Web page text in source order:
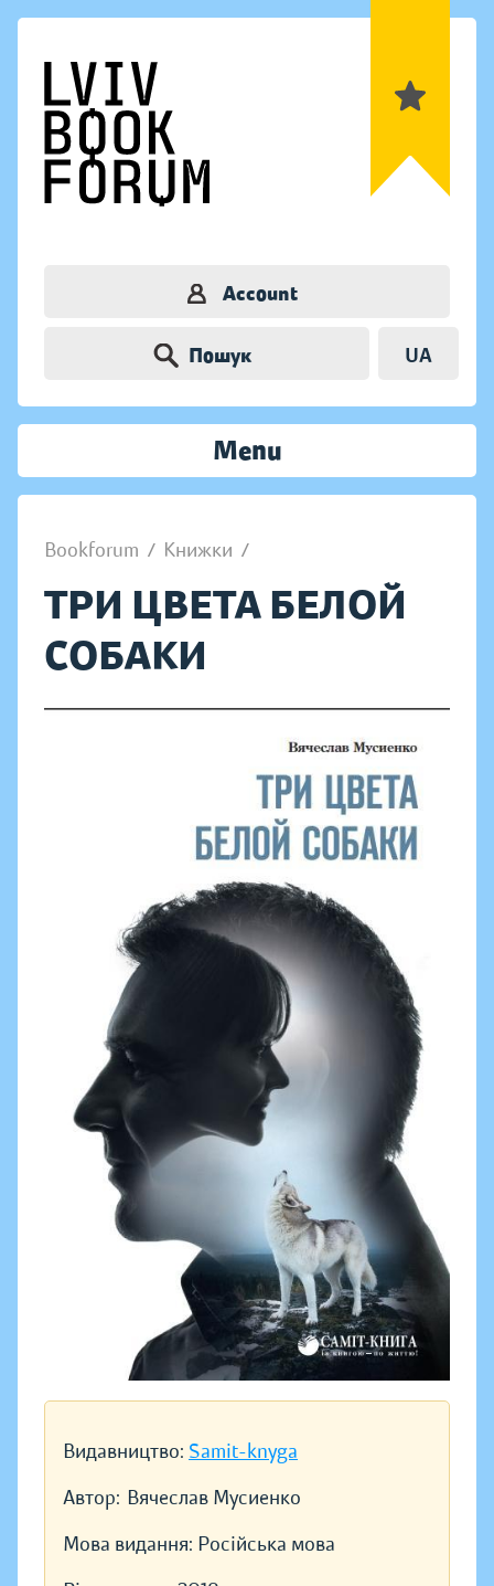
Account
Пошук UA
Menu
Bookforum / Книжки /
ТРИ ЦВЕТА БЕЛОЙ
СОБАКИ
Видавництво: Samit-knyga
Автор: Вячеслав Мусиенко
Мова видання: Російська мова